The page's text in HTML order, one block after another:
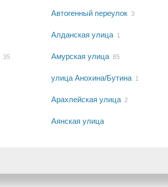
Автогенный переулок 3
Алданская улица 1
35 Амурская улица 85
улица Анохина/Бутина 1
Арахлейская улица 2
Аянская улица